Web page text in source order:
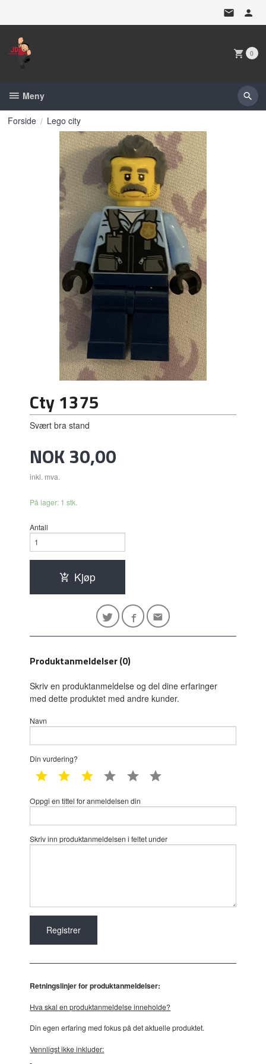
0
Meny
Forside Lego city
Cty 1375
Svært bra stand
Pris
NOK30,00
inkl. mva.
På lager: 1 stk.
Antall
Kjøp
Produktanmeldelser (0)
Skriv en produktanmeldelse og del dine erfaringer
med dette produktet med andre kunder.
Navn
Din vurdering?
1 star 2 star 3 star 4 star 5 star
Oppgi en tittel for anmeldelsen din
Skriv inn produktanmeldelsen i feltet under
Retningslinjer for produktanmeldelser:
Hva skal en produktanmeldelse inneholde?
Din egen erfaring med fokus på det aktuelle produktet.
Vennligst ikke inkluder: